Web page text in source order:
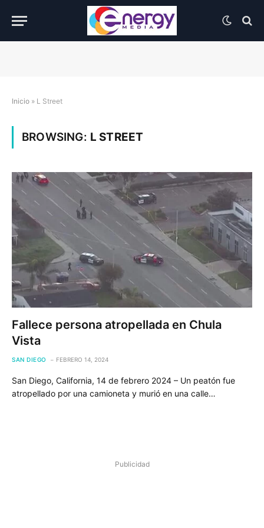
Inicio » L Street
BROWSING: L STREET
Fallece persona atropellada en Chula
Vista
SAN DIEGO FEBRERO 14, 2024
San Diego, California, 14 de febrero 2024 – Un peatón fue
atropellado por una camioneta y murió en una calle…
Publicidad